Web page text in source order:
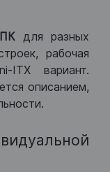
для разных
рабочая
ITX вариант.
описанием,